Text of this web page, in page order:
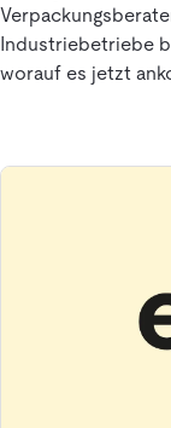
Industriebetriebe
worauf es jetzt